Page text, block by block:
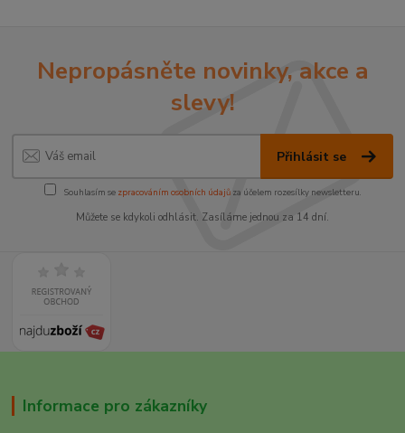
Nepropásněte novinky, akce a
slevy!
Přihlásit se
Souhlasím se zpracováním osobních údajůza účelem rozesílky newsletteru.
Můžete se kdykoli odhlásit. Zasíláme jednou za 14 dní.
Informace pro zákazníky